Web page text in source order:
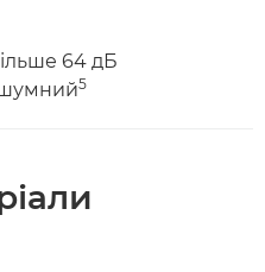
64 дБ
5